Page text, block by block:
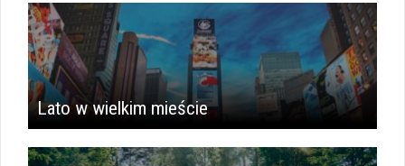
Lato w wielkim mieście